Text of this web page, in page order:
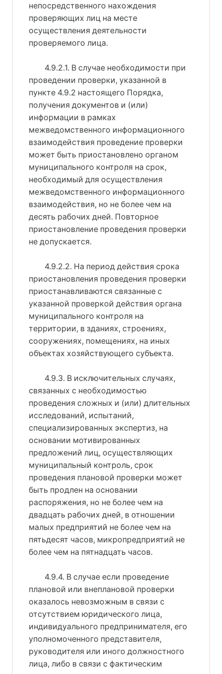
непосредственного нахождения
проверяющих лиц на месте
осуществления деятельности
проверяемого лица.
4.9.2.1. В случае необходимости при
проведении проверки, указанной в
пункте 4.9.2 настоящего Порядка,
получения документов и (или)
информации в рамках
межведомственного информационного
взаимодействия проведение проверки
может быть приостановлено органом
муниципального контроля на срок,
необходимый для осуществления
межведомственного информационного
взаимодействия, но не более чем на
десять рабочих дней. Повторное
приостановление проведения проверки
не допускается.
4.9.2.2. На период действия срока
приостановления проведения проверки
приостанавливаются связанные с
указанной проверкой действия органа
муниципального контроля на
территории, в зданиях, строениях,
сооружениях, помещениях, на иных
объектах хозяйствующего субъекта.
4.9.3. В исключительных случаях,
связанных с необходимостью
проведения сложных и (или) длительных
исследований, испытаний,
специализированных экспертиз, на
основании мотивированных
предложений лиц, осуществляющих
муниципальный контроль, срок
проведения плановой проверки может
быть продлен на основании
распоряжения, но не более чем на
двадцать рабочих дней, в отношении
малых предприятий не более чем на
пятьдесят часов, микропредприятий не
более чем на пятнадцать часов.
4.9.4. В случае если проведение
плановой или внеплановой проверки
оказалось невозможным в связи с
отсутствием юридического лица,
индивидуального предпринимателя, его
уполномоченного представителя,
руководителя или иного должностного
лица, либо в связи с фактическим